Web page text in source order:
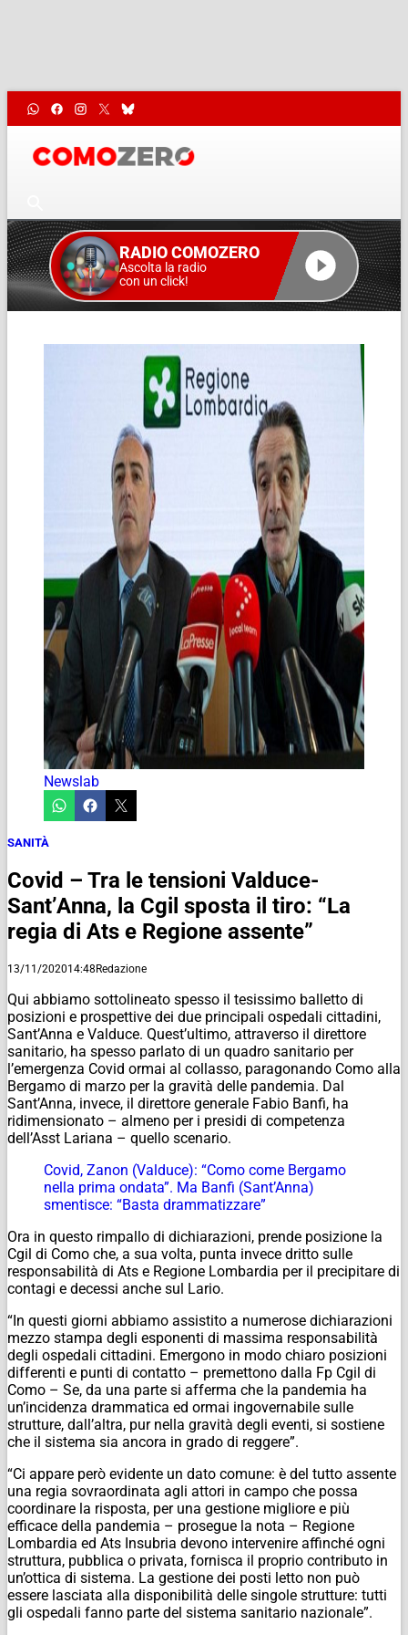
RADIO COMOZERO
Ascolta la radio
con un click!
Newslab
SANITÀ
Covid – Tra le tensioni Valduce-
Sant’Anna, la Cgil sposta il tiro: “La
regia di Ats e Regione assente”
13/11/202014:48Redazione
Qui abbiamo sottolineato spesso il tesissimo balletto di
posizioni e prospettive dei due principali ospedali cittadini,
Sant’Anna e Valduce. Quest’ultimo, attraverso il direttore
sanitario, ha spesso parlato di un quadro sanitario per
l’emergenza Covid ormai al collasso, paragonando Como alla
Bergamo di marzo per la gravità delle pandemia. Dal
Sant’Anna, invece, il direttore generale Fabio Banfi, ha
ridimensionato – almeno per i presidi di competenza
dell’Asst Lariana – quello scenario.
Covid, Zanon (Valduce): “Como come Bergamo
nella prima ondata”. Ma Banfi (Sant’Anna)
smentisce: “Basta drammatizzare”
Ora in questo rimpallo di dichiarazioni, prende posizione la
Cgil di Como che, a sua volta, punta invece dritto sulle
responsabilità di Ats e Regione Lombardia per il precipitare di
contagi e decessi anche sul Lario.
“In questi giorni abbiamo assistito a numerose dichiarazioni
mezzo stampa degli esponenti di massima responsabilità
degli ospedali cittadini. Emergono in modo chiaro posizioni
differenti e punti di contatto – premettono dalla Fp Cgil di
Como – Se, da una parte si afferma che la pandemia ha
un’incidenza drammatica ed ormai ingovernabile sulle
strutture, dall’altra, pur nella gravità degli eventi, si sostiene
che il sistema sia ancora in grado di reggere”.
“Ci appare però evidente un dato comune: è del tutto assente
una regia sovraordinata agli attori in campo che possa
coordinare la risposta, per una gestione migliore e più
efficace della pandemia – prosegue la nota – Regione
Lombardia ed Ats Insubria devono intervenire affinché ogni
struttura, pubblica o privata, fornisca il proprio contributo in
un’ottica di sistema. La gestione dei posti letto non può
essere lasciata alla disponibilità delle singole strutture: tutti
gli ospedali fanno parte del sistema sanitario nazionale”.